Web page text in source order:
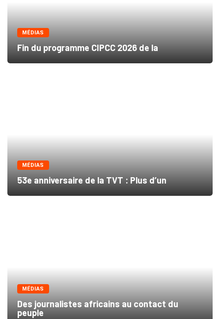
MÉDIAS
Fin du programme CIPCC 2026 de la
MÉDIAS
53e anniversaire de la TVT : Plus d’un
MÉDIAS
Des journalistes africains au contact du
peuple